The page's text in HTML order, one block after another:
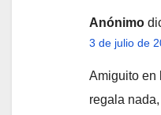
Anónimo
3 de julio de
Amiguito en
regala